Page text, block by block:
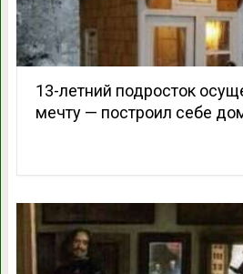
13-летний подросток
мечту — построил себе